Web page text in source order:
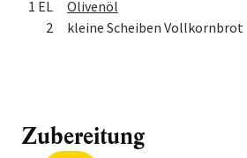
1 EL
Olivenöl
2
kleine Scheiben Vollkornbrot
Zubereitung